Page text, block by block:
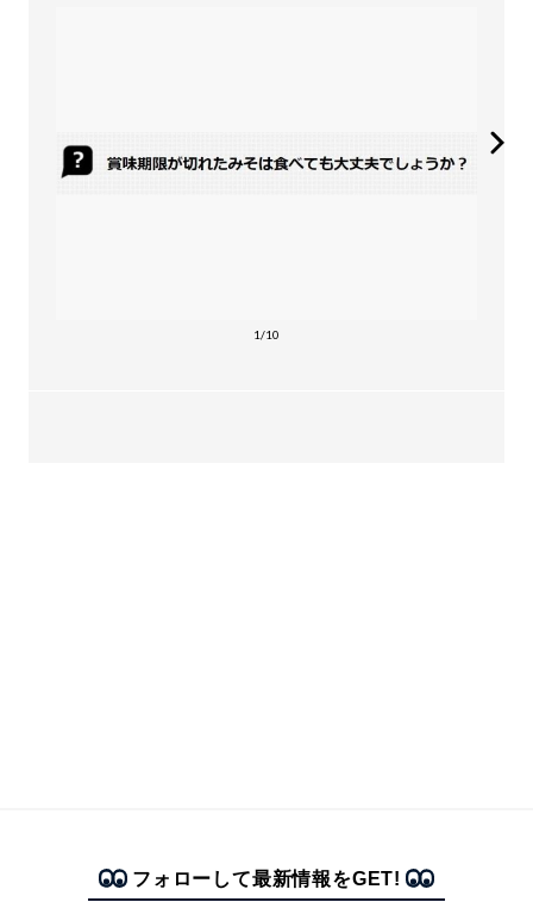
1/10
フォローして最新情報をGET!